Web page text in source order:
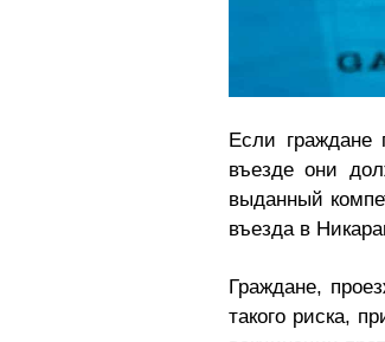
Если
въезде они
выданный
въезда в
Граждане,
такого риска,